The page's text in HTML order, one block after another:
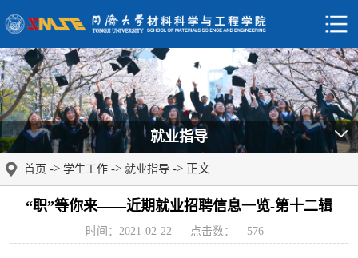
就业指导
首页 -> 学生工作 -> 就业指导 -> 正文
“职”等你来——近期就业招聘信息一览-第十二辑
时间：2021-02-22 点击数： 576